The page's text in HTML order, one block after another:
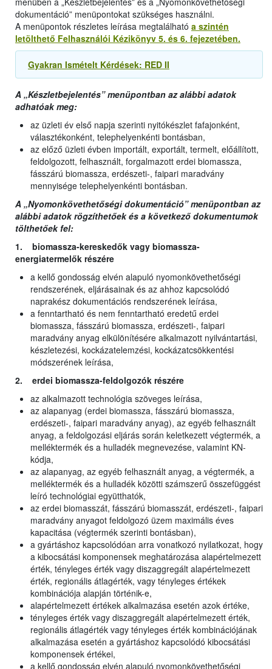
dokumentáció” menüpontokat szükséges használni.
A menüpontok részletes leírása megtalálható a szintén
letölthető Felhasználói Kézikönyv 5. és 6. fejezetében.
Gyakran Ismételt Kérdések: RED II
A „Készletbejelentés” menüpontban az alábbi adatok
adhatóak meg:
az üzleti év első napja szerinti nyitókészlet fafajonként,
választékonként, telephelyenkénti bontásban,
az előző üzleti évben importált, exportált, termelt, előállított,
feldolgozott, felhasznált, forgalmazott erdei biomassza,
fásszárú biomassza, erdészeti-, faipari maradvány
mennyisége telephelyenkénti bontásban.
A „Nyomonkövethetőségi dokumentáció” menüpontban az
alábbi adatok rögzíthetőek és a következő dokumentumok
tölthetőek fel:
1. biomassza-kereskedők vagy biomassza-
energiatermelők részére
a kellő gondosság elvén alapuló nyomonkövethetőségi
rendszerének, eljárásainak és az ahhoz kapcsolódó
naprakész dokumentációs rendszerének leírása,
a fenntartható és nem fenntartható eredetű erdei
biomassza, fásszárú biomassza, erdészeti-, faipari
maradvány anyag elkülönítésére alkalmazott nyilvántartási,
készletezési, kockázatelemzési, kockázatcsökkentési
módszerének leírása,
2. erdei biomassza-feldolgozók részére
az alkalmazott technológia szöveges leírása,
az alapanyag (erdei biomassza, fásszárú biomassza,
erdészeti-, faipari maradvány anyag), az egyéb felhasznált
anyag, a feldolgozási eljárás során keletkezett végtermék, a
melléktermék és a hulladék megnevezése, valamint KN-
kódja,
az alapanyag, az egyéb felhasznált anyag, a végtermék, a
melléktermék és a hulladék közötti számszerű összefüggést
leíró technológiai együtthatók,
az erdei biomasszát, fásszárú biomasszát, erdészeti-, faipari
maradvány anyagot feldolgozó üzem maximális éves
kapacitása (végtermék szerinti bontásban),
a gyártáshoz kapcsolódóan arra vonatkozó nyilatkozat, hogy
a kibocsátási komponensek meghatározása alapértelmezett
érték, tényleges érték vagy diszaggregált alapértelmezett
érték, regionális átlagérték, vagy tényleges értékek
kombinációja alapján történik-e,
alapértelmezett értékek alkalmazása esetén azok értéke,
tényleges érték vagy diszaggregált alapértelmezett érték,
regionális átlagérték vagy tényleges érték kombinációjának
alkalmazása esetén a gyártáshoz kapcsolódó kibocsátási
komponensek értékei,
a kellő gondosság elvén alapuló nyomonkövethetőségi